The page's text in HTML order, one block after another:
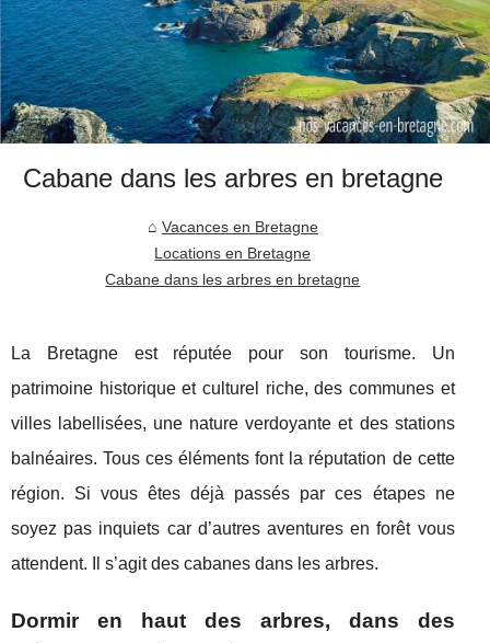
Cabane dans les arbres en bretagne
Vacances en Bretagne
Locations en Bretagne
Cabane dans les arbres en bretagne
La Bretagne est réputée pour son tourisme. Un
patrimoine historique et culturel riche, des communes et
villes labellisées, une nature verdoyante et des stations
balnéaires. Tous ces éléments font la réputation de cette
région. Si vous êtes déjà passés par ces étapes ne
soyez pas inquiets car d’autres aventures en forêt vous
attendent. Il s’agit des cabanes dans les arbres.
Dormir en haut des arbres, dans des